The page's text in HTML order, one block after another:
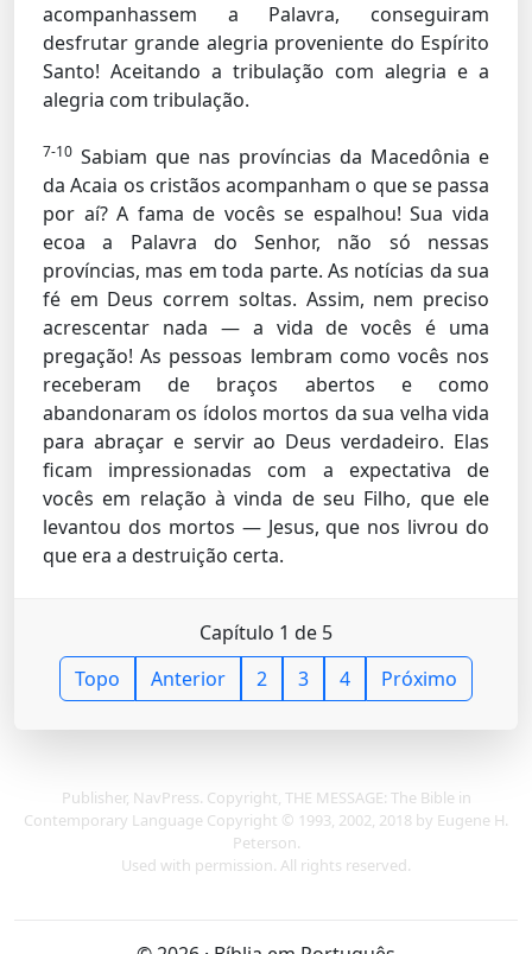
acompanhassem a Palavra, conseguiram
desfrutar grande alegria proveniente do Espírito
Santo! Aceitando a tribulação com alegria e a
alegria com tribulação.
7-10 Sabiam que nas províncias da Macedônia e
da Acaia os cristãos acompanham o que se passa
por aí? A fama de vocês se espalhou! Sua vida
ecoa a Palavra do Senhor, não só nessas
províncias, mas em toda parte. As notícias da sua
fé em Deus correm soltas. Assim, nem preciso
acrescentar nada — a vida de vocês é uma
pregação! As pessoas lembram como vocês nos
receberam de braços abertos e como
abandonaram os ídolos mortos da sua velha vida
para abraçar e servir ao Deus verdadeiro. Elas
ficam impressionadas com a expectativa de
vocês em relação à vinda de seu Filho, que ele
levantou dos mortos — Jesus, que nos livrou do
que era a destruição certa.
Capítulo 1 de 5
Topo
Anterior 2 3 4 Próximo
Publisher, NavPress. Copyright, THE MESSAGE: The Bible in
Contemporary Language Copyright © 1993, 2002, 2018 by Eugene H.
Peterson.
Used with permission. All rights reserved.